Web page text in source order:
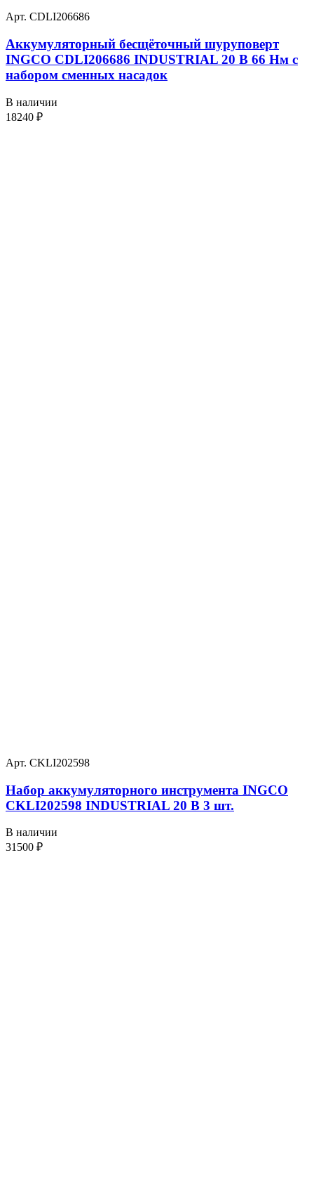
Арт. CDLI206686
Аккумуляторный бесщёточный шуруповерт
INGCO CDLI206686 INDUSTRIAL 20 В 66 Нм с
набором сменных насадок
В наличии
18240 ₽
Арт. CKLI202598
Набор аккумуляторного инструмента INGCO
CKLI202598 INDUSTRIAL 20 В 3 шт.
В наличии
31500 ₽